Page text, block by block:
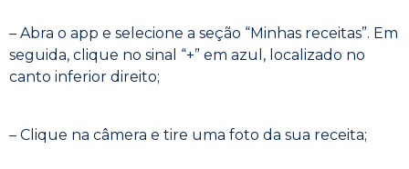
– Abra o app e selecione a seção “Minhas receitas”. Em
seguida, clique no sinal “+” em azul, localizado no
canto inferior direito;
– Clique na câmera e tire uma foto da sua receita;